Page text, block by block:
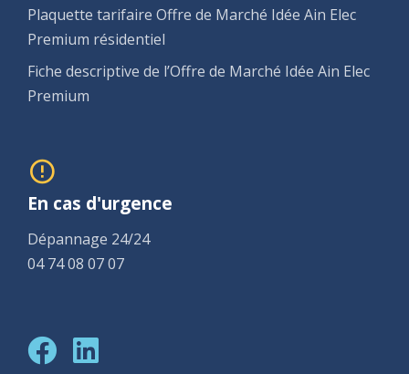
Plaquette tarifaire Offre de Marché Idée Ain Elec
Premium résidentiel
Fiche descriptive de l’Offre de Marché Idée Ain Elec
Premium
En cas d'urgence
Dépannage 24/24
04 74 08 07 07